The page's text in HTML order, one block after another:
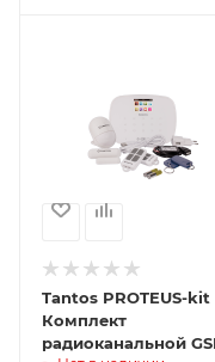
Tantos PROTEUS-kit
Комплект
радиоканальной